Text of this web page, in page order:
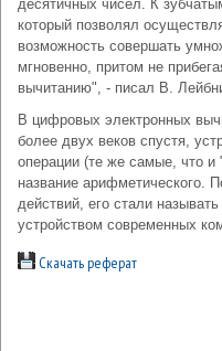
десятичных чисел. К
который позволял
возможность совершать
мгновенно, притом не
вычитанию", - писал В.
В цифровых электронных
более двух веков спустя,
операции (те же самые, что
название арифметического.
действий, его стали
устройством современных
Скачать реферат